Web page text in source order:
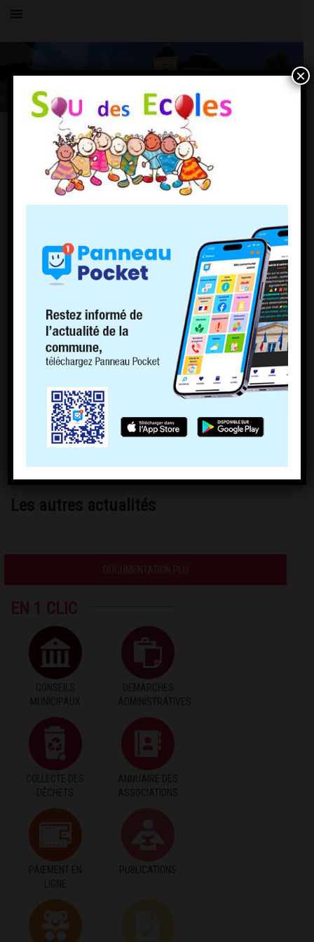
Toutes les actualités
sous des ecoles
23 octobre 2020
Les autres actualités
DOCUMENTATION PLU
EN 1 CLIC
CONSEILS
MUNICIPAUX
DEMARCHES
ADMINISTRATIVES
COLLECTE DES
DÉCHETS
ANNUAIRE DES
ASSOCIATIONS
PAIEMENT EN
LIGNE
PUBLICATIONS
×